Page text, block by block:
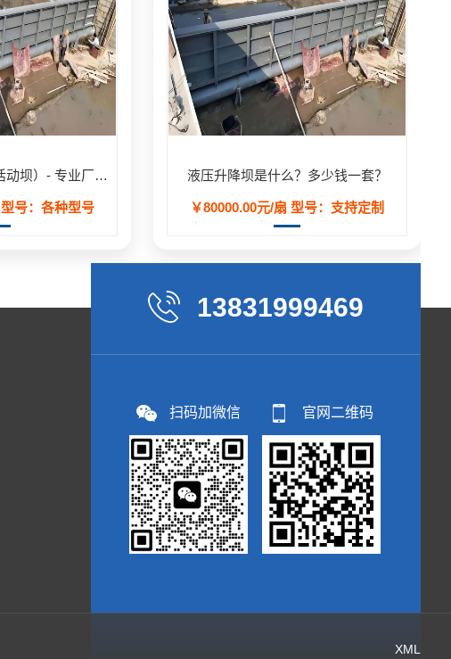
液压升降坝（液压活动坝）- 专业厂家定制生产,用于河道/防汛工程
型号：各种型号
液压升降坝是什么？多少钱一套？
￥80000.00元/扇型号：支持定制
13831999469
扫码加微信 官网二维码
XML